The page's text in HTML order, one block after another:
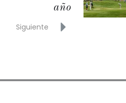
año
Siguiente